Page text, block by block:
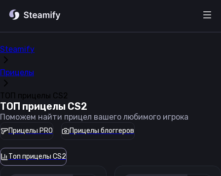
Steamify
Прицелы
ТОП прицелы CS2
ТОП прицелы CS2
Поможем найти прицел вашего любимого игрока
Прицелы PRO Прицелы блоггеров
Топ прицелы CS2